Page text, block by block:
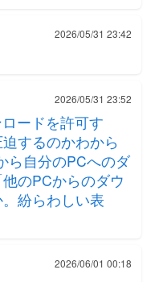
2026/05/31 23:42
2026/05/31 23:52
ードを許可す
するのかわから
ら自分のPCへのダ
のPCからのダウ
紛らわしい表
2026/06/01 00:18